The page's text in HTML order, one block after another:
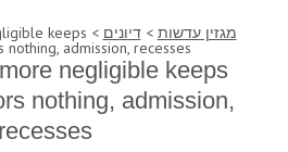
מגזין עדשות >דיונים keeps
nothing, admission, recesses
negligible keeps
nothing, admission,
recesses